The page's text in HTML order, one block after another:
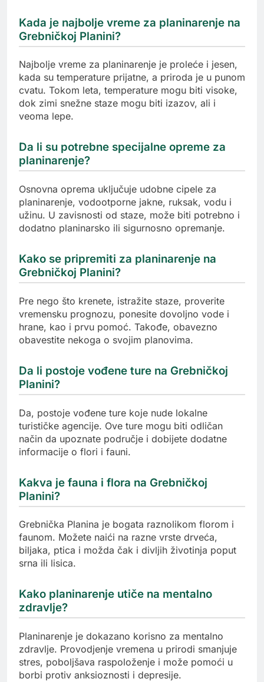
Kada je najbolje vreme za planinarenje na
Grebničkoj Planini?
Najbolje vreme za planinarenje je proleće i jesen,
kada su temperature prijatne, a priroda je u punom
cvatu. Tokom leta, temperature mogu biti visoke,
dok zimi snežne staze mogu biti izazov, ali i
veoma lepe.
Da li su potrebne specijalne opreme za
planinarenje?
Osnovna oprema uključuje udobne cipele za
planinarenje, vodootporne jakne, ruksak, vodu i
užinu. U zavisnosti od staze, može biti potrebno i
dodatno planinarsko ili sigurnosno opremanje.
Kako se pripremiti za planinarenje na
Grebničkoj Planini?
Pre nego što krenete, istražite staze, proverite
vremensku prognozu, ponesite dovoljno vode i
hrane, kao i prvu pomoć. Takođe, obavezno
obavestite nekoga o svojim planovima.
Da li postoje vođene ture na Grebničkoj
Planini?
Da, postoje vođene ture koje nude lokalne
turističke agencije. Ove ture mogu biti odličan
način da upoznate područje i dobijete dodatne
informacije o flori i fauni.
Kakva je fauna i flora na Grebničkoj
Planini?
Grebnička Planina je bogata raznolikom florom i
faunom. Možete naići na razne vrste drveća,
biljaka, ptica i možda čak i divljih životinja poput
srna ili lisica.
Kako planinarenje utiče na mentalno
zdravlje?
Planinarenje je dokazano korisno za mentalno
zdravlje. Provodjenje vremena u prirodi smanjuje
stres, poboljšava raspoloženje i može pomoći u
borbi protiv anksioznosti i depresije.